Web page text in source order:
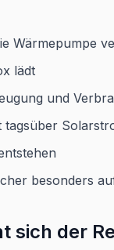
Wärmepumpe
lädt
und
tagsüber
besonders
sich der